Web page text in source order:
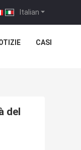
Italian
CASI
del